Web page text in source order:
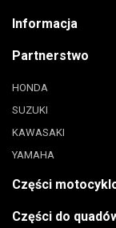
Informacja
Partnerstwo
HONDA
SUZUKI
KAWASAKI
YAMAHA
Części
Części do